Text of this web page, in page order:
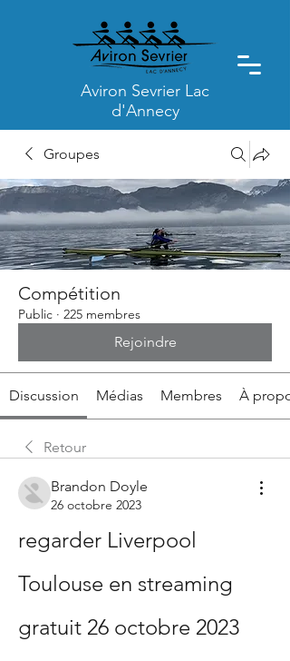
Aviron Sevrier Lac
d'Annecy
Groupes
Compétition
Public · 225 membres
Rejoindre
Discussion Médias Membres À
Retour
Brandon Doyle
26 octobre 2023
regarder Liverpool
Toulouse en streaming
gratuit 26 octobre 2023